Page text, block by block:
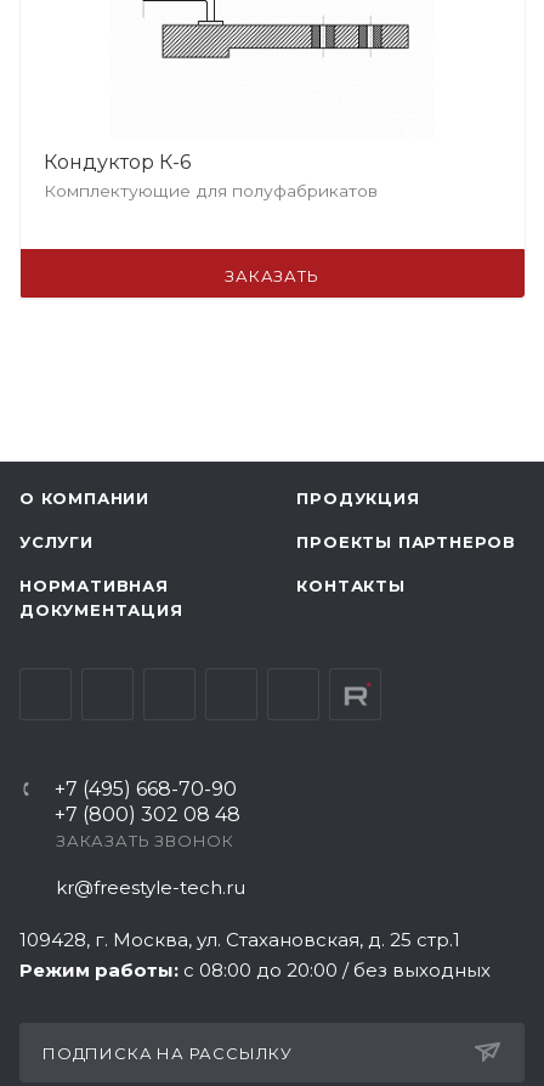
Кондуктор К-6
Комплектующие для полуфабрикатов
ЗАКАЗАТЬ
О КОМПАНИИ ПРОДУКЦИЯ
УСЛУГИ ПРОЕКТЫ ПАРТНЕРОВ
НОРМАТИВНАЯ
ДОКУМЕНТАЦИЯ
КОНТАКТЫ
+7 (495) 668-70-90
+7 (800) 302 08 48
ЗАКАЗАТЬ ЗВОНОК
kr@freestyle-tech.ru
109428, г. Москва, ул. Стахановская, д. 25 стр.1
Режим работы: с 08:00 до 20:00 / без выходных
ПОДПИСКА НА РАССЫЛКУ